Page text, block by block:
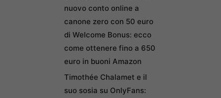
nuovo conto online a
canone zero con 50 euro
di Welcome Bonus: ecco
come ottenere fino a 650
euro in buoni Amazon
Timothée Chalamet e il
suo sosia su OnlyFans: